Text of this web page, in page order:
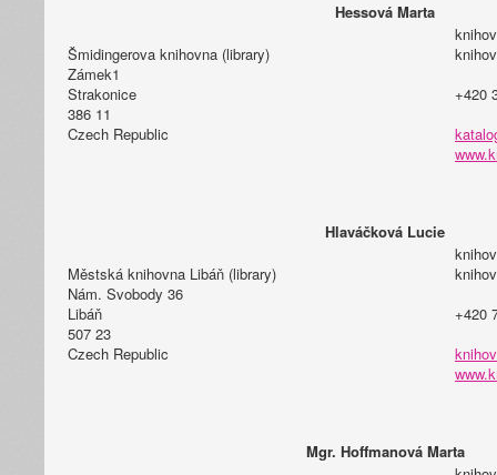
Hessová Marta
Šmidingerova knihovna (library)
Zámek1
Strakonice
386 11
Czech Republic
+420
Hlaváčková Lucie
Městská knihovna Libáň (library)
Nám. Svobody 36
Libáň
507 23
Czech Republic
+420
Mgr. Hoffmanová Marta